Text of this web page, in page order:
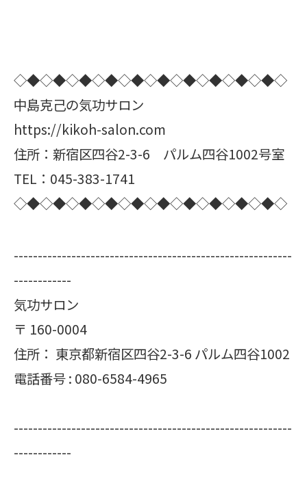
◇◆◇◆◇◆◇◆◇◆◇◆◇◆◇◆◇◆◇◆◇
中島克己の気功サロン
https://kikoh-salon.com
住所：新宿区四谷2-3-6 パルム四谷1002号室
TEL：045-383-1741
◇◆◇◆◇◆◇◆◇◆◇◆◇◆◇◆◇◆◇◆◇
----------------------------------------------------------
------------
気功サロン
〒 160-0004
住所： 東京都新宿区四谷2-3-6 パルム四谷1002
電話番号 : 080-6584-4965
----------------------------------------------------------
------------